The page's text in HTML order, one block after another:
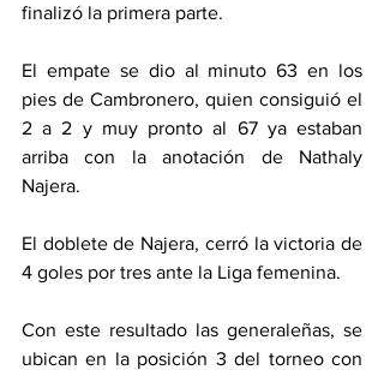
finalizó la primera parte.
El empate se dio al minuto 63 en los
pies de Cambronero, quien consiguió el
2 a 2 y muy pronto al 67 ya estaban
arriba con la anotación de Nathaly
Najera.
El doblete de Najera, cerró la victoria de
4 goles por tres ante la Liga femenina.
Con este resultado las generaleñas, se
ubican en la posición 3 del torneo con